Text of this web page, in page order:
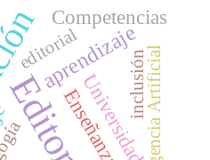
aprendizaje
Enseñanza
Universidad
Competencias
Inteligencia Artificial
editorial
inclusión